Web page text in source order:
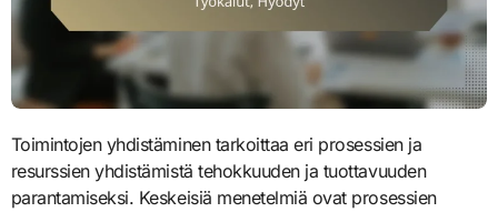
Toimintojen yhdistäminen tarkoittaa eri prosessien ja
resurssien yhdistämistä tehokkuuden ja tuottavuuden
parantamiseksi. Keskeisiä menetelmiä ovat prosessien